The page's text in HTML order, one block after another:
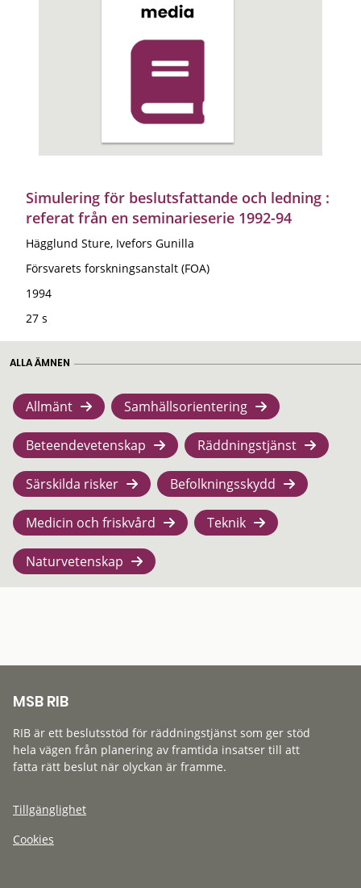
Simulering för beslutsfattande och ledning :
referat från en seminarieserie 1992-94
Hägglund Sture, Ivefors Gunilla
Försvarets forskningsanstalt (FOA)
1994
27 s
ALLA ÄMNEN
Allmänt Samhällsorientering
Beteendevetenskap Räddningstjänst
Särskilda risker Befolkningsskydd
Medicin och friskvård Teknik
Naturvetenskap
MSB RIB
RIB är ett beslutsstöd för räddningstjänst som ger stöd
hela vägen från planering av framtida insatser till att
fatta rätt beslut när olyckan är framme.
Tillgänglighet
Cookies